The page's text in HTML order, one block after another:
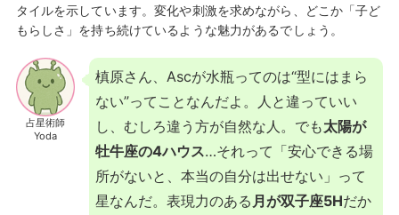
タイルを示しています。変化や刺激を求めながら、どこか「子ど
もらしさ」を持ち続けているような魅力があるでしょう。
占星術師
Yoda
槙原さん、Ascが水瓶ってのは“型にはまら
ない”ってことなんだよ。人と違っていい
し、むしろ違う方が自然な人。でも太陽が
牡牛座の4ハウス…それって「安心できる場
所がないと、本当の自分は出せない」って
星なんだ。表現力のある 月が双子座5Hだか